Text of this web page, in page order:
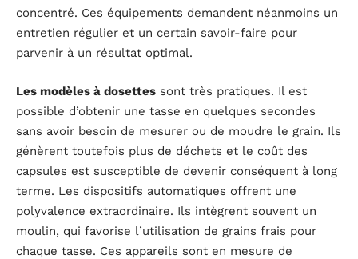
concentré. Ces équipements demandent néanmoins un
entretien régulier et un certain savoir-faire pour
parvenir à un résultat optimal.
Les modèles à dosettes sont très pratiques. Il est
possible d’obtenir une tasse en quelques secondes
sans avoir besoin de mesurer ou de moudre le grain. Ils
génèrent toutefois plus de déchets et le coût des
capsules est susceptible de devenir conséquent à long
terme. Les dispositifs automatiques offrent une
polyvalence extraordinaire. Ils intègrent souvent un
moulin, qui favorise l’utilisation de grains frais pour
chaque tasse. Ces appareils sont en mesure de